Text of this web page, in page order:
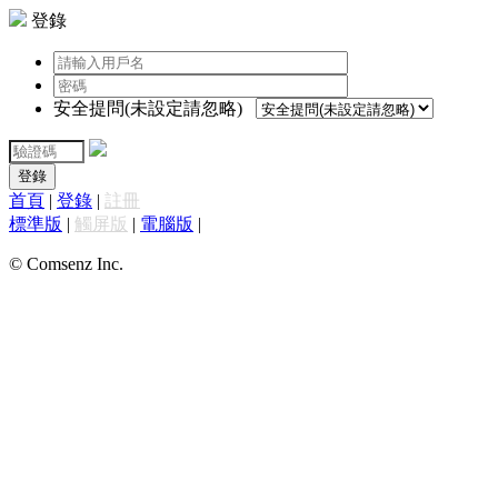
登錄
安全提問(未設定請忽略)
登錄
首頁 | 登錄 | 註冊
標準版 | 觸屏版 | 電腦版 |
© Comsenz Inc.